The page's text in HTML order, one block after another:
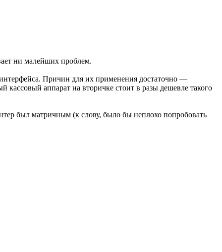
ни малейших проблем.
Причин для их применения достаточно —
кассовый аппарат на вторичке стоит в разы дешевле такого
был матричным (к слову, было бы неплохо попробовать